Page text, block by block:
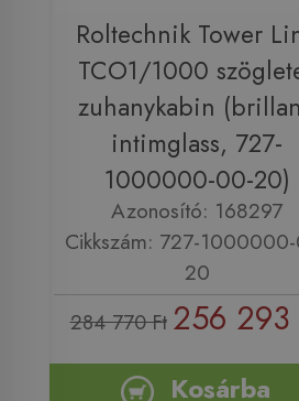
Roltechnik Tower
TCO1/1000
zuhanykabin
intimglass, 727-
1000000-00-20)
Azonosító: 168297
Cikkszám: 727-
20
284 770 Ft 256 293
Kosárba